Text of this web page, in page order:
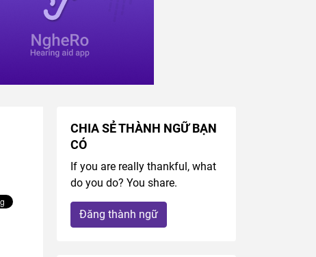
CHIA SẺ THÀNH NGỮ BẠN
CÓ
If you are really thankful, what
do you do? You share.
Đăng thành ngữ